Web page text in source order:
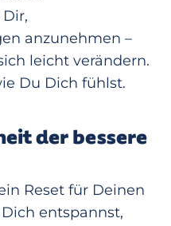
anzunehmen –
leicht verändern.
Du Dich fühlst.
der bessere
Reset für Deinen
entspannst,